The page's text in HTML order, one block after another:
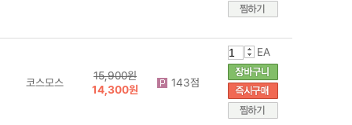
코스모스
15,900원
14,300원
143점
EA